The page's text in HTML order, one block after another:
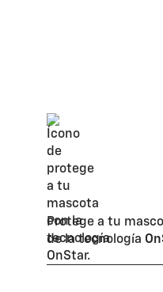
Protege a tu
de la tecnología